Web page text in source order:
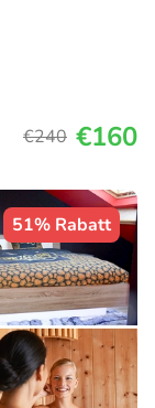
€240 €160
51% Rabatt